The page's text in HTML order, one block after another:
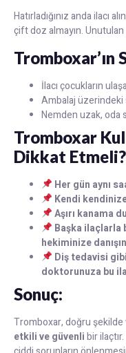
Hatırladığınız anda ilacı
çift doz almayın. Unutulan
Tromboxar’ın
İlacı çocukların
Ambalaj üzerindeki
Nemden uzak, oda
Tromboxar
Dikkat Etmeli?
Her gün aynı
Kendi
Aşırı kanama
Başka ilaçlarla
hekiminize
Diş tedavisi
doktorunuza bu
Sonuç:
Tromboxar, doğru şekilde
etkili ve güvenlibir